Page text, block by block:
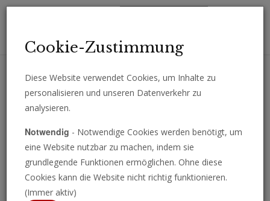
Erhalten Sie wichtige Analysen, Kommentare und Nachrichten
Cookie-Zustimmung
Diese Website verwendet Cookies, um Inhalte zu
personalisieren und unseren Datenverkehr zu
analysieren.
Notwendig - Notwendige Cookies werden benötigt, um
eine Website nutzbar zu machen, indem sie
grundlegende Funktionen ermöglichen. Ohne diese
Cookies kann die Website nicht richtig funktionieren.
(Immer aktiv)